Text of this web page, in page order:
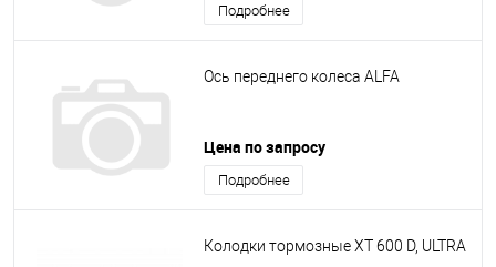
Подробнее
Ось переднего колеса ALFA
Цена по запросу
Подробнее
Колодки тормозные XT 600 D, ULTRA